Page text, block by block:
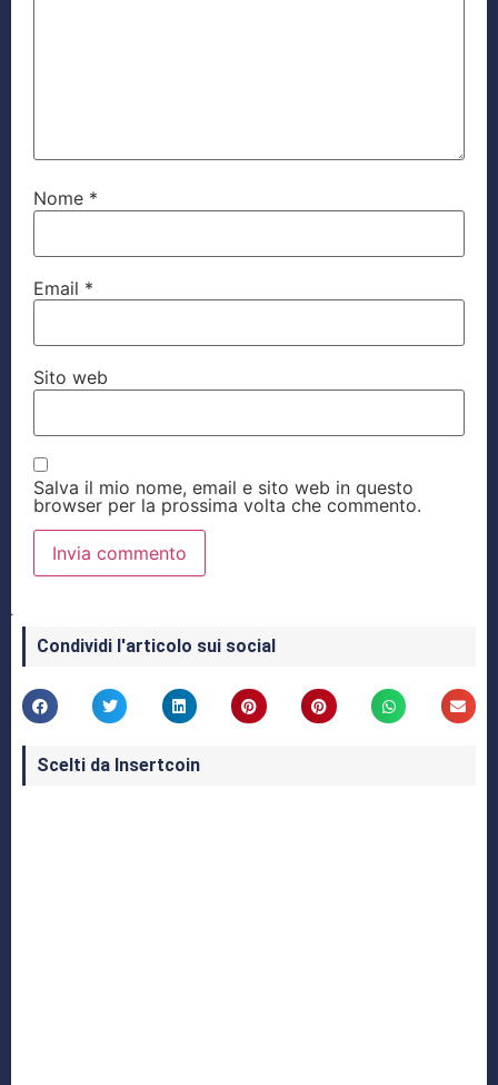
Nome *
Email *
Sito web
Salva il mio nome, email e sito web in questo
browser per la prossima volta che commento.
Condividi l'articolo sui social
Scelti da Insertcoin